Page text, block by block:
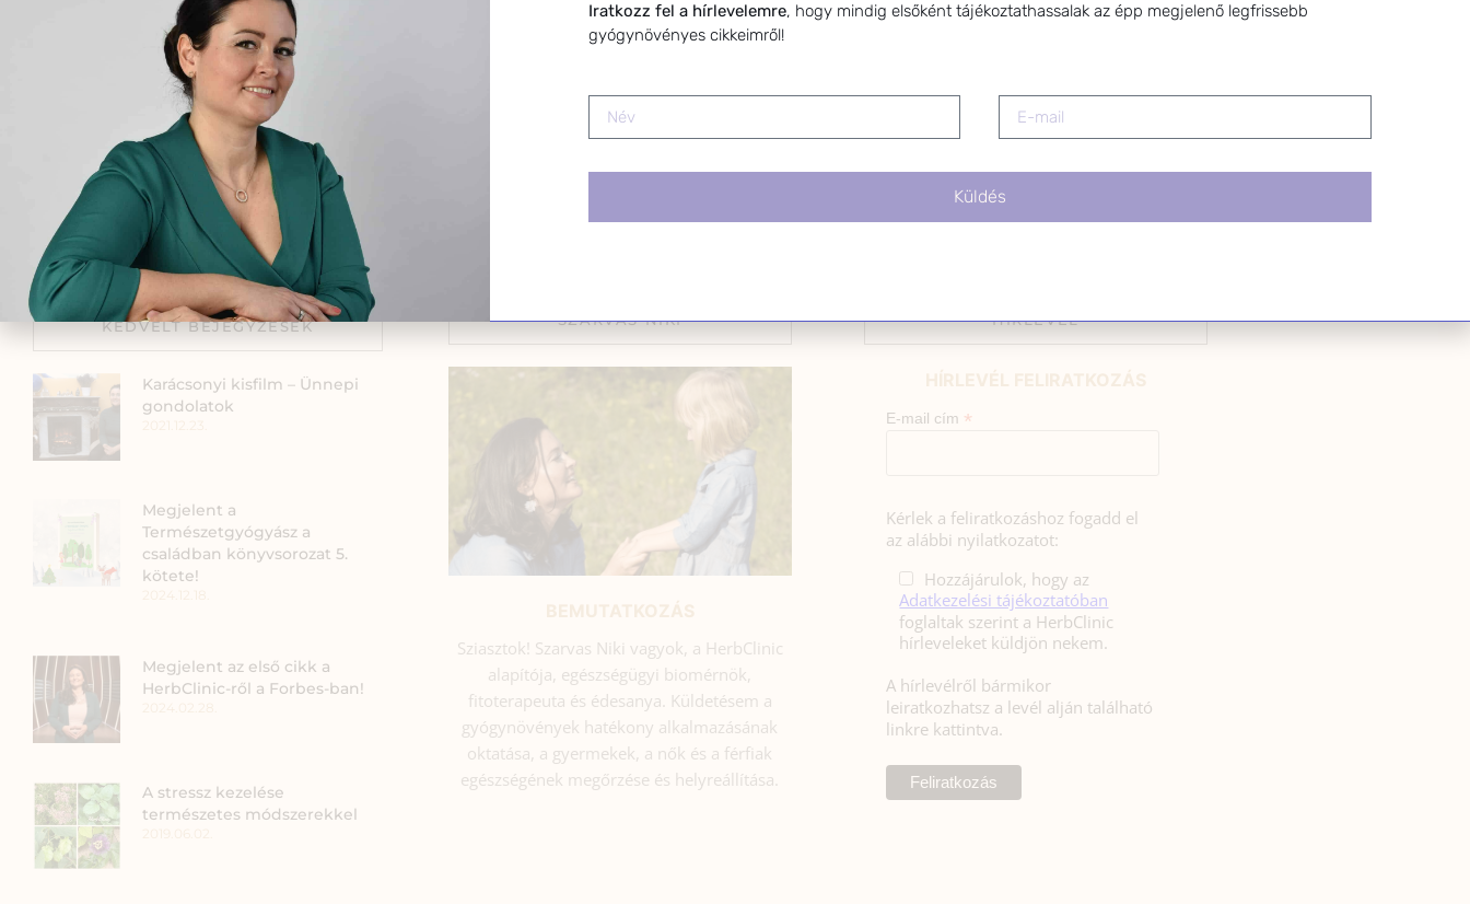
Azt hiszem ez az a témakör, amely minden szülőt, embert érint… Nálunk szinte nincs olyan hónap, amikor ne lenne kék-zöld folt a kislányom lábán.
Fáradhatatlan, folyamatosan szaladgál, motorozik, futó biciklizik, rollerezik… A férjem imád biciklizni, főleg hegyi utakon…így nála is gyakran
előfordul a sportsérülés. Nálam általában a térd szokott lesérülni, apai ágon örökölt hajlam miatt. […]
KEDVELT BEJEGYZÉSEK
Karácsonyi kisfilm – Ünnepi
gondolatok
Megjelent a
Természetgyógyász a
családban könyvsorozat 5.
kötete!
Megjelent az első cikk a
HerbClinic-ről a Forbes-ban!
A stressz kezelése
természetes módszerekkel
SZARVAS NIKI
Sziasztok! Szarvas Niki vagyok, a HerbClinic
alapítója, egészségügyi biomérnök,
fitoterapeuta és édesanya. Küldetésem a
gyógynövények hatékony alkalmazásának
oktatása, a gyermekek, a nők és a férfiak
egészségének megőrzése és helyreállítása.
HÍRLEVÉL
E-mail cím *
Kérlek a feliratkozáshoz fogadd el
az alábbi nyilatkozatot:
Hozzájárulok, hogy az
Adatkezelési tájékoztatóban
foglaltak szerint a HerbClinic
hírleveleket küldjön nekem.
A hírlevélről bármikor
leiratkozhatsz a levél alján található
linkre kattintva.
Iratkozz fel a hírlevelemre, hogy mindig elsőként tájékoztathassalak az épp megjelenő legfrissebb
gyógynövényes cikkeimről!
Küldés